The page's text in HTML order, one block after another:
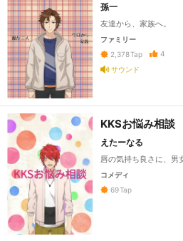
孫一
友達から、家族へ。
ファミリー
2,378Tap
4
サウンド
KKSお悩み相談
えたーなる
唇の気持ち良さに、
コメディ
69Tap